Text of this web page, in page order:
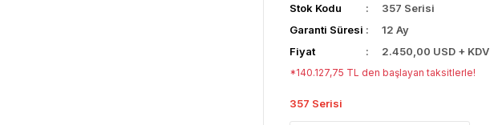
Stok Kodu
357 Serisi
Garanti Süresi
12 Ay
Fiyat
2.450,00 USD + KDV
*140.127,75 TL den başlayan taksitlerle!
357 Serisi